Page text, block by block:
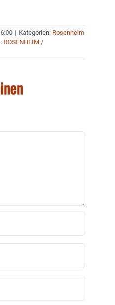
| Kategorien: Rosenheim
ROSENHEIM /